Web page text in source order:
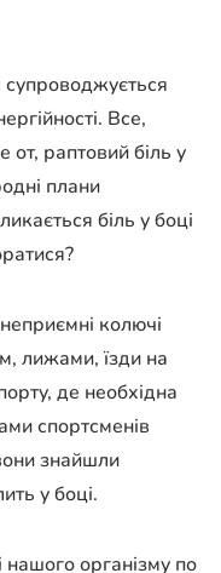
Все,
раптовий біль у
плани
біль у боці
колючі
лижами, їзди на
де необхідна
спортсменів
знайшли
у боці.
нашого організму по